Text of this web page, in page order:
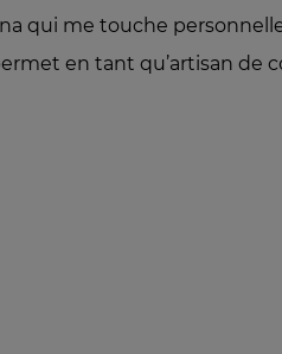
qui me touche
en tant qu’artisan de